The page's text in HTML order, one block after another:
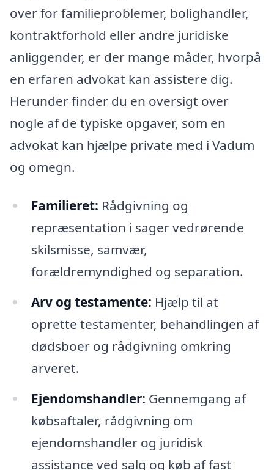
over for familieproblemer, bolighandler,
kontraktforhold eller andre juridiske
anliggender, er der mange måder, hvorpå
en erfaren advokat kan assistere dig.
Herunder finder du en oversigt over
nogle af de typiske opgaver, som en
advokat kan hjælpe private med i Vadum
og omegn.
Familieret: Rådgivning og
repræsentation i sager vedrørende
skilsmisse, samvær,
forældremyndighed og separation.
Arv og testamente: Hjælp til at
oprette testamenter, behandlingen af
dødsboer og rådgivning omkring
arveret.
Ejendomshandler: Gennemgang af
købsaftaler, rådgivning om
ejendomshandler og juridisk
assistance ved salg og køb af fast